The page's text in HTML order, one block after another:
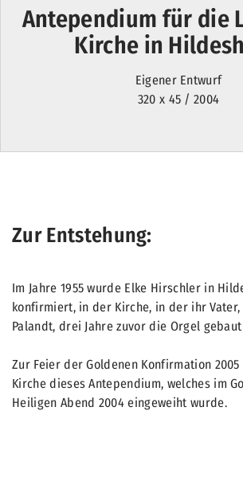
Antependium für die
Kirche in
Eigener Entwurf
320 x 45 / 2004
Zur Entstehung:
Im Jahre 1955 wurde Elke Hirschler in
konfirmiert, in der Kirche, in der ihr
Palandt, drei Jahre zuvor die Orgel
Zur Feier der Goldenen Konfirmation
Kirche dieses Antependium, welches im
Heiligen Abend 2004 eingeweiht wurde.